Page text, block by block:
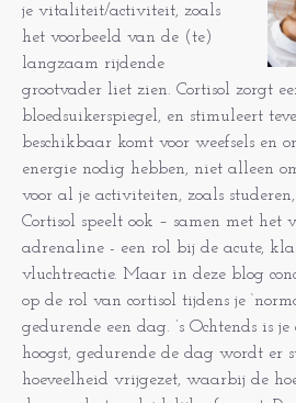
je vitaliteit/activiteit, zoals
het voorbeeld van de (te)
langzaam rijdende
grootvader liet zien. Cortisol zorgt
bloedsuikerspiegel, en stimuleert
beschikbaar komt voor weefsels en
energie nodig hebben, niet alleen
voor al je activiteiten, zoals
Cortisol speelt ook – samen met het
adrenaline - een rol bij de acute,
vluchtreactie. Maar in deze blog
op de rol van cortisol tijdens je
gedurende een dag. ’s Ochtends is
hoogst, gedurende de dag wordt er
hoeveelheid vrijgezet, waarbij de